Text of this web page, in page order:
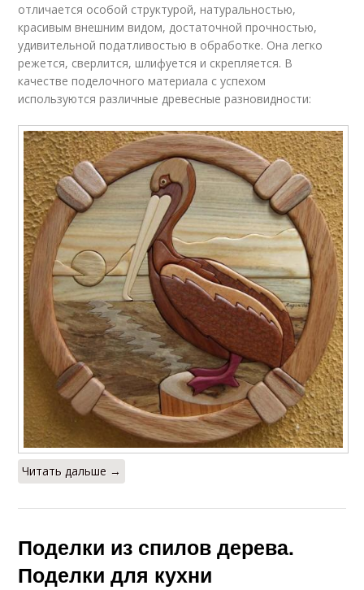
отличается особой структурой, натуральностью,
красивым внешним видом, достаточной прочностью,
удивительной податливостью в обработке. Она легко
режется, сверлится, шлифуется и скрепляется. В
качестве поделочного материала с успехом
используются различные древесные разновидности:
Читать дальше →
Поделки из спилов дерева.
Поделки для кухни